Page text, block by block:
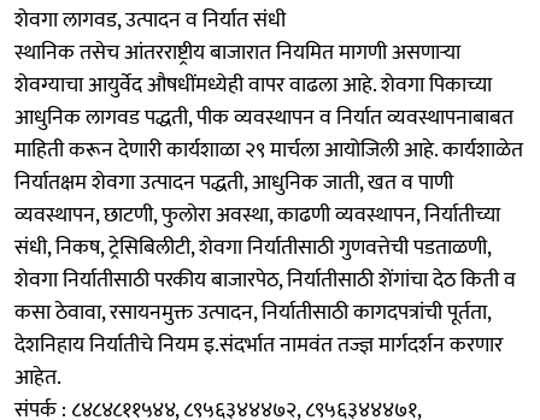
शेवगा लागवड, उत्पादन व निर्यात संधी
स्थानिक तसेच आंतरराष्ट्रीय बाजारात नियमित मागणी असणाऱ्या
शेवग्याचा आयुर्वेद औषधींमध्येही वापर वाढला आहे. शेवगा पिकाच्या
आधुनिक लागवड पद्धती, पीक व्यवस्थापन व निर्यात व्यवस्थापनाबाबत
माहिती करून देणारी कार्यशाळा २९ मार्चला आयोजिली आहे. कार्यशाळेत
निर्यातक्षम शेवगा उत्पादन पद्धती, आधुनिक जाती, खत व पाणी
व्यवस्थापन, छाटणी, फुलोरा अवस्था, काढणी व्यवस्थापन, निर्यातीच्या
संधी, निकष, ट्रेसिबिलीटी, शेवगा निर्यातीसाठी गुणवत्तेची पडताळणी,
शेवगा निर्यातीसाठी परकीय बाजारपेठ, निर्यातीसाठी शेंगांचा देठ किती व
कसा ठेवावा, रसायनमुक्त उत्पादन, निर्यातीसाठी कागदपत्रांची पूर्तता,
देशनिहाय निर्यातीचे नियम इ.संदर्भात नामवंत तज्ज्ञ मार्गदर्शन करणार
आहेत.
संपर्क : ८४८४८११५४४, ८९५६३४४४७२, ८९५६३४४४७१,